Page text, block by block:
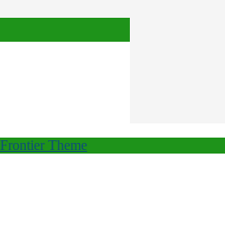
Frontier Theme